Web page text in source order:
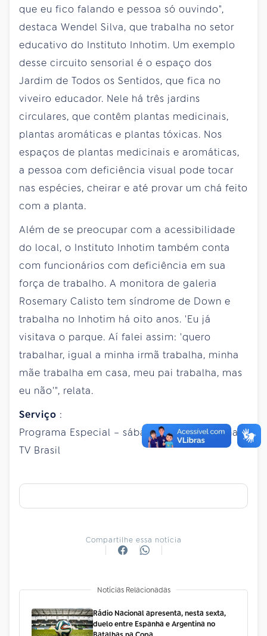
que eu fico falando e pessoa só ouvindo",
destaca Wendel Silva, que trabalha no setor
educativo do Instituto Inhotim. Um exemplo
desse circuito sensorial é o espaço dos
Jardim de Todos os Sentidos, que fica no
viveiro educador. Nele há três jardins
circulares, que contêm plantas medicinais,
plantas aromáticas e plantas tóxicas. Nos
espaços de plantas medicinais e aromáticas,
a pessoa com deficiência visual pode tocar
nas espécies, cheirar e até provar um chá feito
com a planta.
Além de se preocupar com a acessibilidade
do local, o Instituto Inhotim também conta
com funcionários com deficiência em sua
força de trabalho. A monitora de galeria
Rosemary Calisto tem síndrome de Down e
trabalha no Inhotim há oito anos. 'Eu já
visitava o parque. Aí falei assim: 'quero
trabalhar, igual a minha irmã trabalha, minha
mãe trabalha em casa, meu pai trabalha, mas
eu não'", relata.
Serviço :
Programa Especial – sábado (11), às 12h30, na
TV Brasil
Compartilhe essa notícia
Notícias Relacionadas
Rádio Nacional apresenta, nesta sexta,
duelo entre Espanha e Argentina no